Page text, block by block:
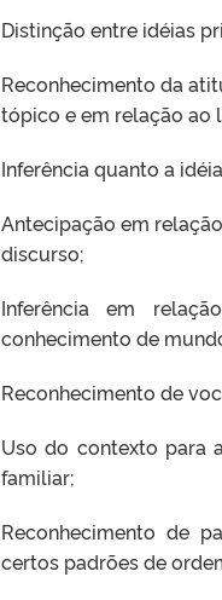
Distinção entre idéias
Reconhecimento da
tópico e em relação ao
Inferência quanto a
Antecipação em
discurso;
Inferência em
conhecimento de
Reconhecimento de
Uso do contexto para
familiar;
Reconhecimento de
certos padrões de